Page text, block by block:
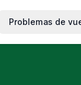
Problemas de